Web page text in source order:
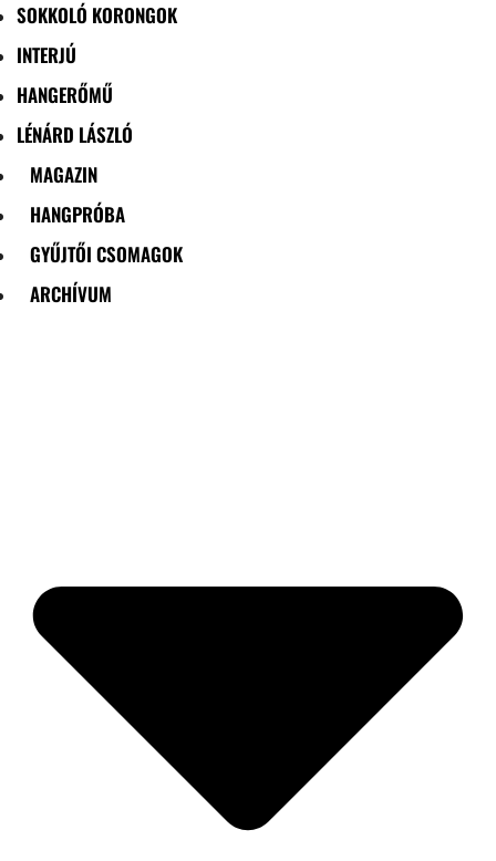
SOKKOLÓ KORONGOK
INTERJÚ
HANGERŐMŰ
LÉNÁRD LÁSZLÓ
MAGAZIN
HANGPRÓBA
GYŰJTŐI CSOMAGOK
ARCHÍVUM